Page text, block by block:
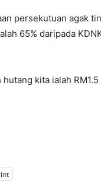
persekutuan agak
65% daripada
kita ialah